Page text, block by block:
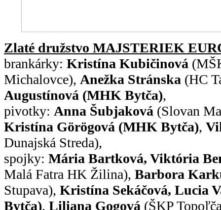
Zlaté družstvo MAJSTERIEK
brankárky: Kristína Kubičinová
Michalovce), Anežka Stránska (HC
Augustínová (MHK Bytča),
pivotky: Anna Šubjaková (Slovan
Kristína Görögová (MHK Bytča),
Dunajská Streda),
spojky: Mária Bartková, Viktória
Malá Fatra HK Žilina), Barbora
Stupava), Kristína Sekáčová, Lucia
Bytča), Liliana Gogová (ŠKP